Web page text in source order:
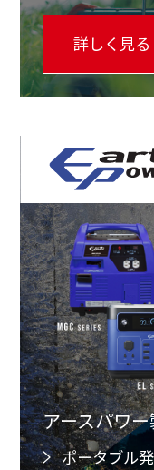
詳しく見る
アースパワ
ポータブル